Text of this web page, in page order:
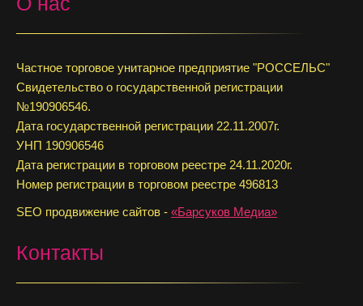
Частное торговое унитарное предприятие "РОССЕЛЬС"
Свидетельство о государственной регистрации
№190906546.
Дата государственной регистрации 22.11.2007г.
УНП 190906546
Дата регистрации в торговом реестре 24.11.2020г.
Номер регистрации в торговом реестре 496813
SEO продвижение сайтов - «Барсуков Медиа»
Контакты